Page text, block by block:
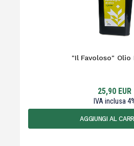
"Il Favoloso" Olio
25,90 EUR
IVA inclusa 4
AGGIUNGI AL